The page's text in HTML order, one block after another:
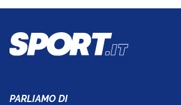
PARLIAMO DI